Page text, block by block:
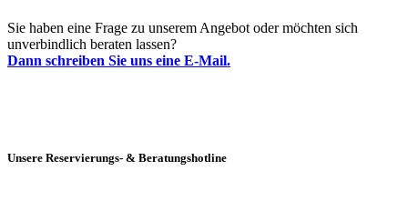
Sie haben eine Frage zu unserem Angebot oder möchten sich
unverbindlich beraten lassen?
Dann schreiben Sie uns eine E-Mail.
Unsere Reservierungs- & Beratungshotline